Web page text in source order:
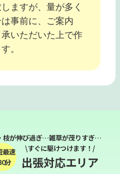
ますが、量が多く
事前に、ご案内
承いただいた上で作
。
枝が伸び過ぎ…雑草が茂りすぎ…
最速
分
\すぐに駆けつけます！/
出張対応エリア